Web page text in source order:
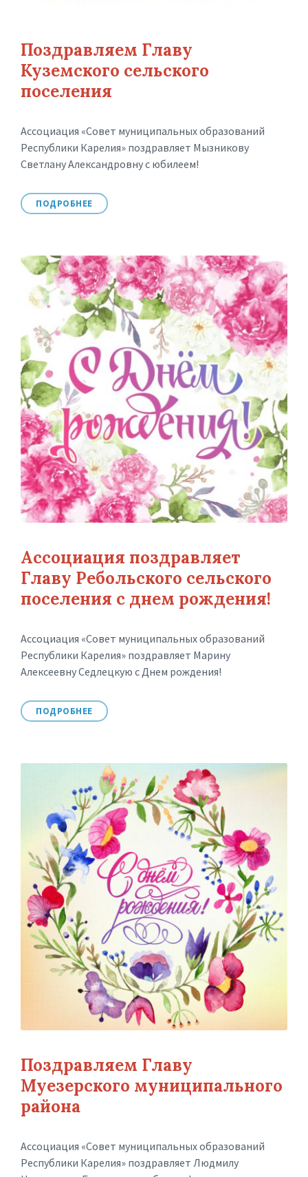
Поздравляем Главу
Куземского сельского
поселения
Ассоциация «Совет муниципальных образований
Республики Карелия» поздравляет Мызникову
Светлану Александровну с юбилеем!
ПОДРОБНЕЕ
Ассоциация поздравляет
Главу Ребольского сельского
поселения с днем рождения!
Ассоциация «Совет муниципальных образований
Республики Карелия» поздравляет Марину
Алексеевну Седлецкую с Днем рождения!
ПОДРОБНЕЕ
Поздравляем Главу
Муезерского муниципального
района
Ассоциация «Совет муниципальных образований
Республики Карелия» поздравляет Людмилу